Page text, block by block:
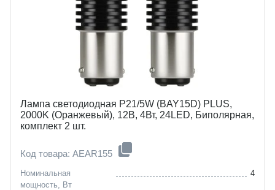
Лампа светодиодная P21/5W (BAY15D) PLUS,
2000K (Оранжевый), 12В, 4Вт, 24LED, Биполярная,
комплект 2 шт.
Код товара: AEAR155
Номинальная
мощность, Вт
4